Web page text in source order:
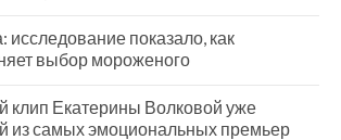
исследование показало, как
выбор мороженого
клип Екатерины Волковой уже
из самых эмоциональных премьер